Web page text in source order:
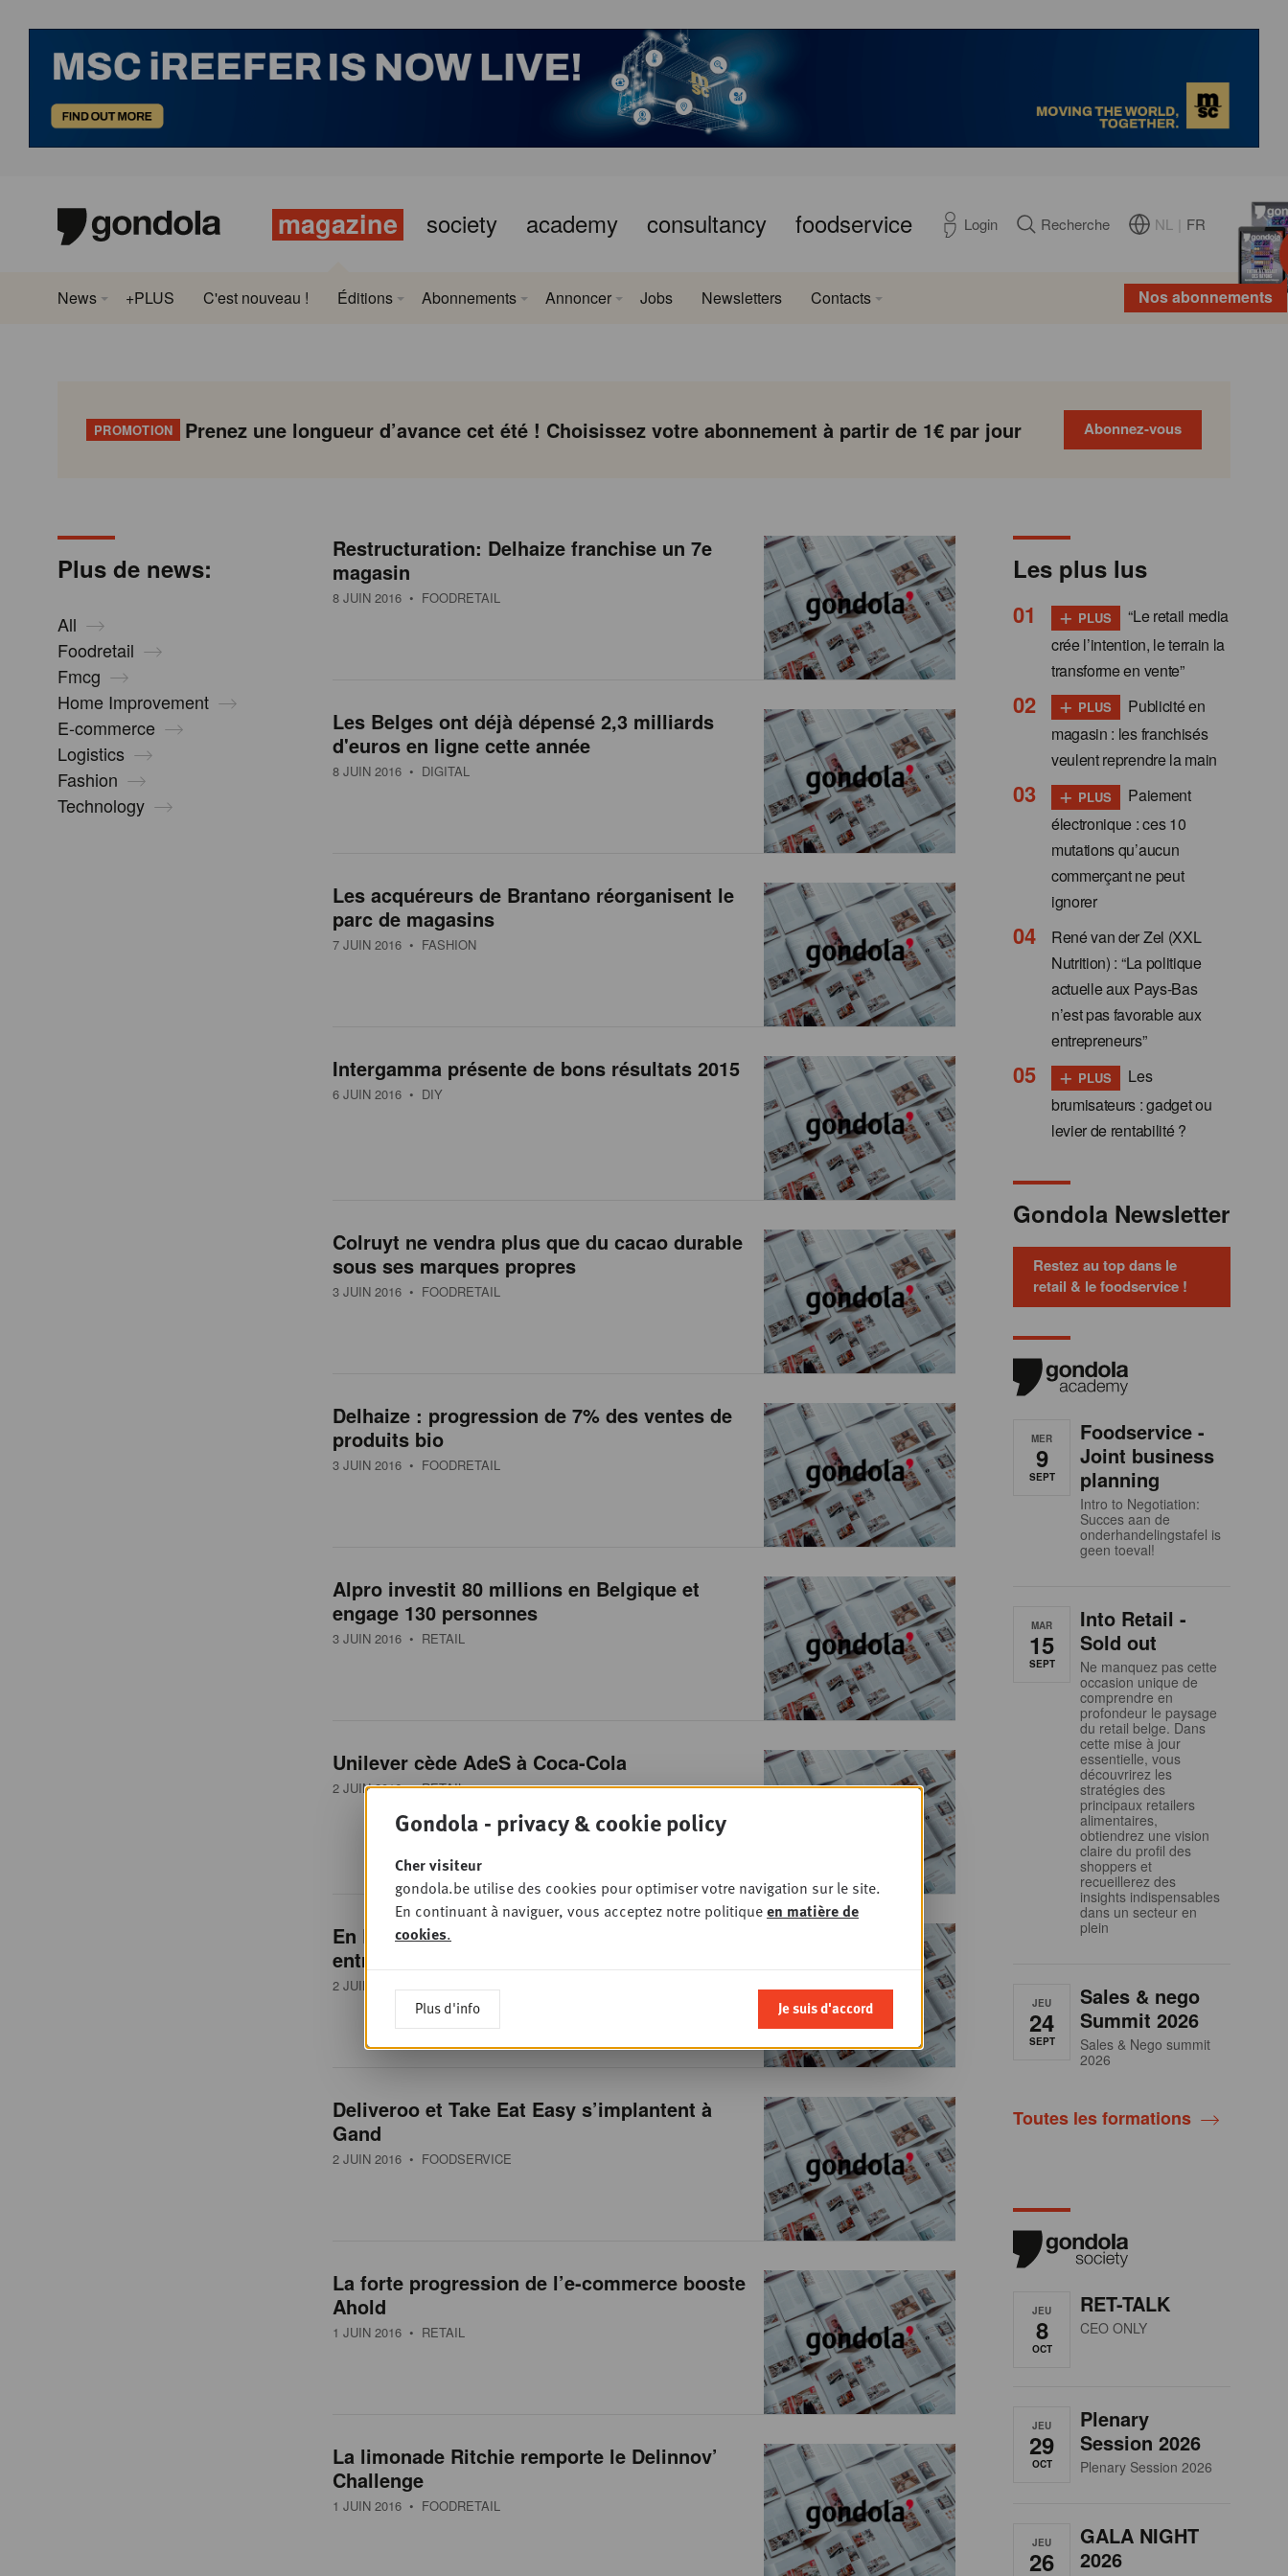
magazine society academy consultancy foodservice Login Recherche NL FR
Nos abonnements
News +PLUS C'est nouveau ! Éditions Abonnements Annoncer Jobs Newsletters Contacts
PROMOTION Prenez une longueur d’avance cet été ! Choisissez votre abonnement à partir de 1€ par jour Abonnez-vous
Plus de news:
All
Foodretail
Fmcg
Home Improvement
E-commerce
Logistics
Fashion
Technology
Restructuration: Delhaize franchise un 7e
magasin
8 JUIN 2016 • FOODRETAIL
Les Belges ont déjà dépensé 2,3 milliards
d'euros en ligne cette année
8 JUIN 2016 • DIGITAL
Les acquéreurs de Brantano réorganisent le
parc de magasins
7 JUIN 2016 • FASHION
Intergamma présente de bons résultats 2015
6 JUIN 2016 • DIY
Colruyt ne vendra plus que du cacao durable
sous ses marques propres
3 JUIN 2016 • FOODRETAIL
Delhaize : progression de 7% des ventes de
produits bio
3 JUIN 2016 • FOODRETAIL
Alpro investit 80 millions en Belgique et
engage 130 personnes
3 JUIN 2016 • RETAIL
Unilever cède AdeS à Coca-Cola
2 JUIN 2016• RETAIL
En Belgique, on recense un webshop pour 22
entreprises
2 JUIN 2016
Deliveroo et Take Eat Easy s’implantent à
Gand
2 JUIN 2016 • FOODSERVICE
La forte progression de l’e-commerce booste
Ahold
1 JUIN 2016 • RETAIL
La limonade Ritchie remporte le Delinnov’
Challenge
1 JUIN 2016 • FOODRETAIL
P
a
g
i
o
n
Previous
page
Page
Page
Page
Page
Current
page
Page
Page
Page
Page
Next
page
Les plus lus
+ PLUS
“Le retail media
crée l’intention, le terrain la
transforme en vente”
+ PLUS
Publicité en
magasin : les franchisés
veulent reprendre la main
+ PLUS
Paiement
électronique : ces 10
mutations qu’aucun
commerçant ne peut
ignorer
René van der Zel (XXL
Nutrition) : “La politique
actuelle aux Pays-Bas
n’est pas favorable aux
entrepreneurs”
+ PLUS
Les
brumisateurs : gadget ou
levier de rentabilité ?
Gondola Newsletter
Restez au top dans le
retail & le foodservice !
MER
9
SEPT
Foodservice -
Joint business
planning
Intro to Negotiation:
Succes aan de
onderhandelingstafel is
geen toeval!
MAR
15
SEPT
Into Retail -
Sold out
Ne manquez pas cette
occasion unique de
comprendre en
profondeur le paysage
du retail belge. Dans
cette mise à jour
essentielle, vous
découvrirez les
stratégies des
principaux retailers
alimentaires,
obtiendrez une vision
claire du profil des
shoppers et
recueillerez des
insights indispensables
dans un secteur en
plein
JEU
24
SEPT
Sales & nego
Summit 2026
Sales & Nego summit
2026
Toutes les formations
JEU
8
OCT
RET-TALK
CEO ONLY
JEU
29
OCT
Plenary
Session 2026
Plenary Session 2026
JEU
26
GALA NIGHT
2026
Gondola - privacy & cookie policy
Cher visiteur
gondola.be utilise des cookies pour optimiser votre navigation sur le site.
En continuant à naviguer, vous acceptez notre politiqueen matière de
cookies.
Plus d'info Je suis d'accord